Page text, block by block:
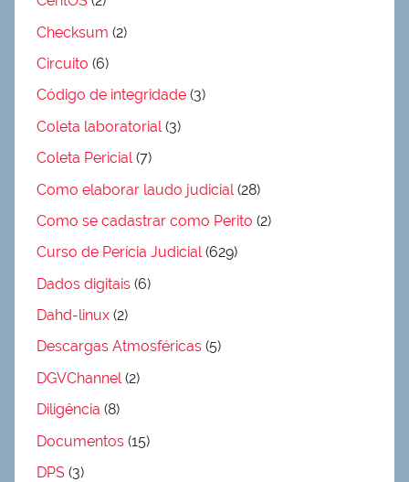
Checksum (2)
Circuito (6)
Código de integridade (3)
Coleta laboratorial(3)
Coleta Pericial(7)
Como elaborar laudo judicial (28)
Como se cadastrar como Perito (2)
Curso de Perícia Judicial(629)
Dados digitais (6)
Dahd-linux (2)
Descargas Atmosféricas (5)
DGVChannel(2)
Diligência (8)
Documentos (15)
DPS (3)